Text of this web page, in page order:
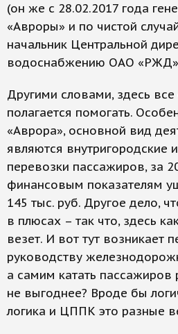
(он же с 28.02.2017 года
«Авроры» и по чистой
начальник Центральной
водоснабжению ОАО
Другими словами, здесь
полагается помогать.
«Аврора», основной вид
являются внутригородские
перевозки пассажиров, за
финансовым показателям
145 тыс. руб. Другое дело,
в плюсах – так что, здесь
везет. И вот тут возникает
руководству
а самим катать пассажиров
не выгоднее? Вроде бы
логика и ЦППК это разные